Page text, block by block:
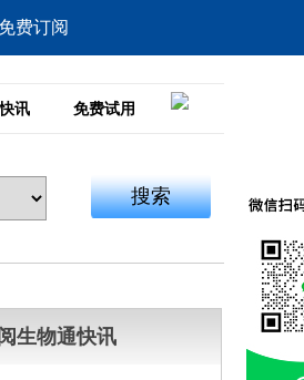
费订阅
讯 免费试用
搜索
生物通快讯